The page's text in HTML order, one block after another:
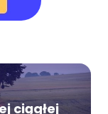
ciągłej